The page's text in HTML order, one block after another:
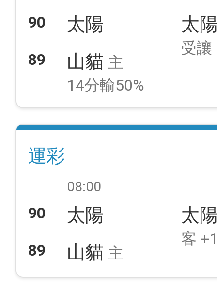
90 太陽
89 山貓 主
14分輸50%
太
受讓
運彩
08:00
90 太陽
89 山貓 主
太
客